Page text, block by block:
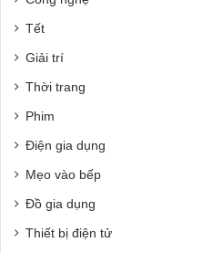
Tết
Giải trí
Thời trang
Phim
Điện gia dụng
Mẹo vào bếp
Đồ gia dụng
Thiết bị điện tử